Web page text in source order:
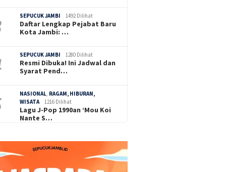
SEPUCUK JAMBI 1492 Dilihat
Daftar Lengkap Pejabat Baru
Kota Jambi: …
SEPUCUK JAMBI 1280 Dilihat
Resmi Dibuka! Ini Jadwal dan
Syarat Pend…
NASIONAL RAGAM, HIBURAN,
WISATA
1216 Dilihat
Lagu J-Pop 1990an ‘Mou Koi
Nante S…